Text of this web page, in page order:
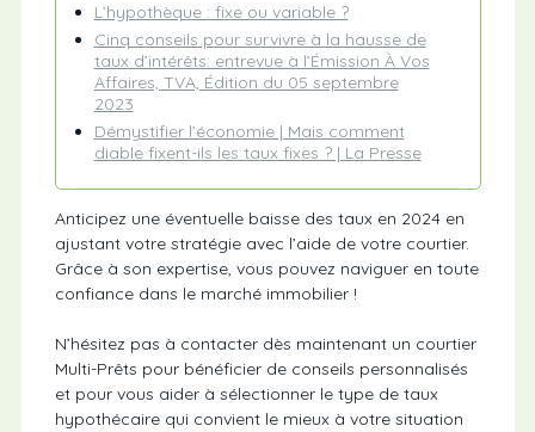
L’hypothèque : fixe ou variable ?
Cinq conseils pour survivre à la hausse de
taux d’intérêts: entrevue à l’Émission À Vos
Affaires, TVA, Édition du 05 septembre
2023
Démystifier l’économie | Mais comment
diable fixent-ils les taux fixes ? | La Presse
Anticipez une éventuelle baisse des taux en 2024 en
ajustant votre stratégie avec l’aide de votre courtier.
Grâce à son expertise, vous pouvez naviguer en toute
confiance dans le marché immobilier !
N’hésitez pas à contacter dès maintenant un courtier
Multi-Prêts pour bénéficier de conseils personnalisés
et pour vous aider à sélectionner le type de taux
hypothécaire qui convient le mieux à votre situation